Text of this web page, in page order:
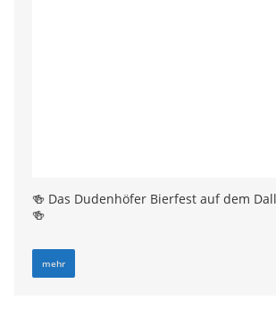
🍻 Das Dudenhöfer Bierfest auf dem
🍻
mehr